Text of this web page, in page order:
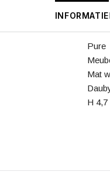
INFORMATIE
Pure
Mat
H